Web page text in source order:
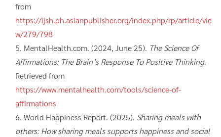
from
https://ijsh.ph.asianpublisher.org/index.php/rp/article/vie
w/279/798
MentalHealth.com. (2024, June 25). The Science Of
Affirmations: The Brain’s Response To Positive Thinking.
Retrieved from
https://www.mentalhealth.com/tools/science-of-
affirmations
World Happiness Report. (2025). Sharing meals with
others: How sharing meals supports happiness and social